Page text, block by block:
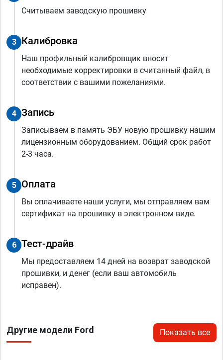
Считываем заводскую прошивку
3 Калибровка
Наш профильный калибровщик вносит
необходимые корректировки в считанный файл, в
соответствии с вашими пожеланиями.
4 Запись
Записываем в память ЭБУ новую прошивку нашим
лицензионным оборудованием. Общий срок работ
2-3 часа.
5 Оплата
Вы оплачиваете наши услуги, мы отправляем вам
сертификат на прошивку в электронном виде.
6 Тест-драйв
Мы предоставляем 14 дней на возврат заводской
прошивки, и денег (если ваш автомобиль
исправен).
Другие модели Ford Показать все